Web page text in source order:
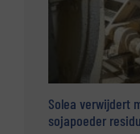
Solea verwijdert
sojapoeder